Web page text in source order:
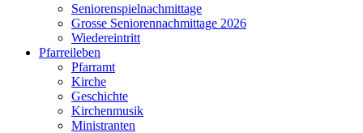
Seniorenspielnachmittage
Grosse Seniorennachmittage 2026
Wiedereintritt
Pfarreileben
Pfarramt
Kirche
Geschichte
Kirchenmusik
Ministranten